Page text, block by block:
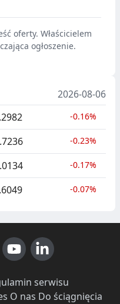
oferty. Właścicielem
ogłoszenie.
2026-08-06
-0.16%
-0.23%
-0.17%
-0.07%
serwisu
O nas Do ściągnięcia